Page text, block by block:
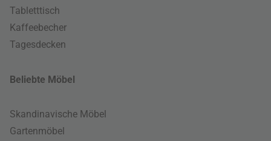
Tabletttisch
Kaffeebecher
Tagesdecken
Beliebte Möbel
Skandinavische Möbel
Gartenmöbel